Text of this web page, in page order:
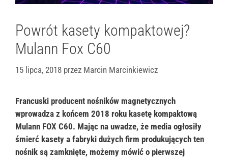
Powrót kasety kompaktowej?
Mulann Fox C60
15 lipca, 2018 przez Marcin Marcinkiewicz
Francuski producent nośników magnetycznych
wprowadza z końcem 2018 roku kasetę kompaktową
Mulann FOX C60. Mając na uwadze, że media ogłosiły
śmierć kasety a fabryki dużych firm produkujących ten
nośnik są zamknięte, możemy mówić o pierwszej